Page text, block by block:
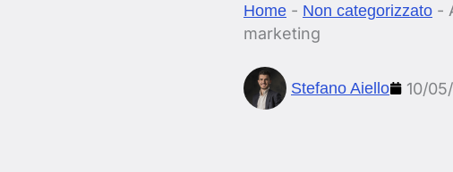
Home - Non categorizzato -
marketing
Stefano Aiello 10/